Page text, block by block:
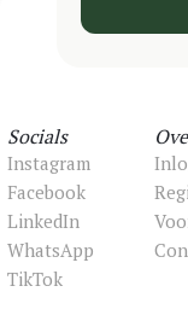
Socials
Instagram
Facebook
LinkedIn
WhatsApp
TikTok